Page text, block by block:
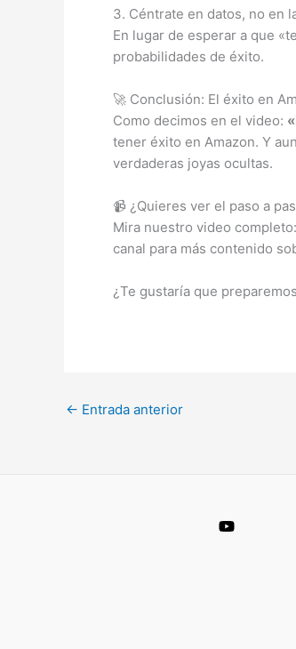
3. Céntrate en datos, no en
En lugar de esperar a que
probabilidades de éxito.
🚀 Conclusión: El éxito en
Como decimos en el video:
tener éxito en Amazon. Y
verdaderas joyas ocultas.
📹 ¿Quieres ver el paso a
Mira nuestro video completo:
canal para más contenido
¿Te gustaría que
← Entrada anterior